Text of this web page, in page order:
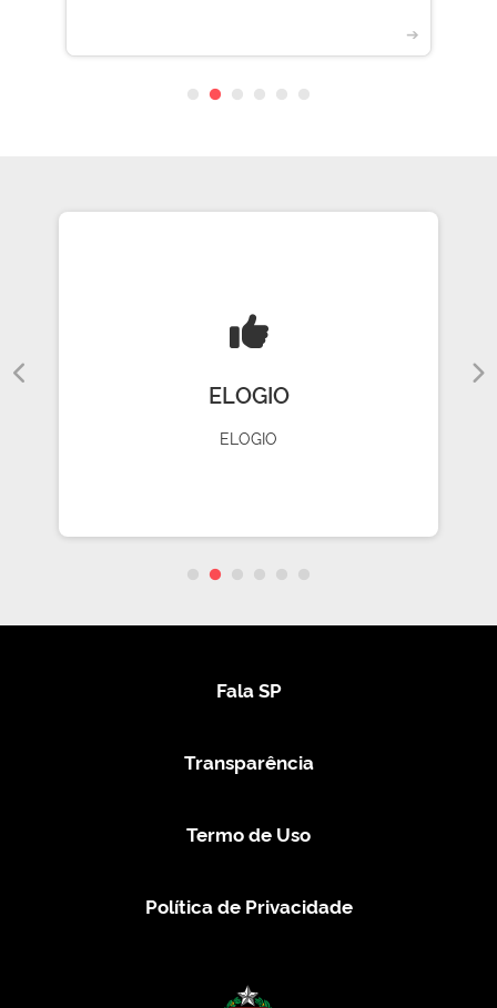
➔
ELOGIO
ELOGIO
Fala SP
Transparência
Termo de Uso
Política de Privacidade